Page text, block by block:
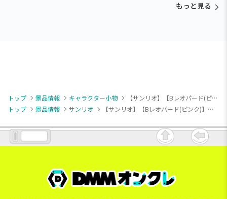
もっと見る
トップ 景品情報 キャラクター小物
【サンリオ】【Bレオパード(ピンク)】ハローキティ メタルキーホルダー
トップ
景品情報 サンリオ 【サンリオ】【Bレオパード(ピンク)】ハローキティ メタルキーホルダー